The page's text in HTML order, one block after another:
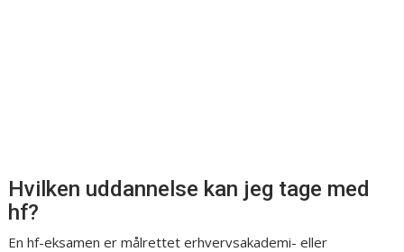
Hvilken uddannelse kan jeg tage med
hf?
En hf-eksamen er målrettet erhvervsakademi- eller